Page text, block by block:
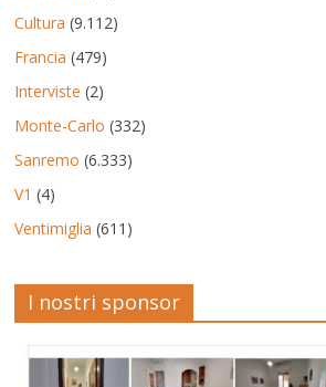
Cultura (9.112)
Francia (479)
Interviste (2)
Monte-Carlo (332)
Sanremo (6.333)
V1 (4)
Ventimiglia (611)
I nostri sponsor